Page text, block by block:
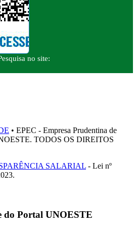
no site:
• EPEC - Empresa Prudentina de
TODOS OS DIREITOS
SALARIAL - Lei nº
do Portal UNOESTE